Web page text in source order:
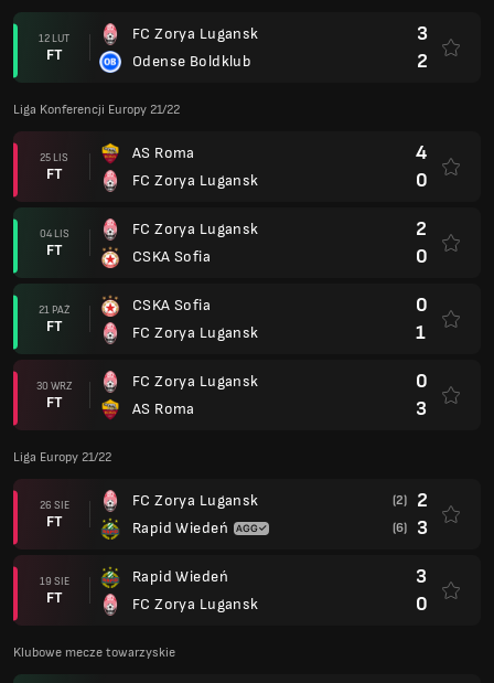
12 LUT
FT
FC Zorya Lugansk
Odense Boldklub
3
2
Liga Konferencji Europy 21/22
25 LIS
FT
AS Roma
FC Zorya Lugansk
4
0
04 LIS
FT
FC Zorya Lugansk
CSKA Sofia
2
0
21 PAŹ
FT
CSKA Sofia
FC Zorya Lugansk
0
1
30 WRZ
FT
FC Zorya Lugansk
AS Roma
0
3
Liga Europy 21/22
26 SIE
FT
FC Zorya Lugansk
Rapid Wiedeń
(2) 2
(6) 3
19 SIE
FT
Rapid Wiedeń
FC Zorya Lugansk
3
0
Klubowe mecze towarzyskie